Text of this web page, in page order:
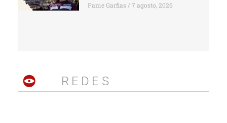
Pame Garfias 7 agosto, 2026
REDES